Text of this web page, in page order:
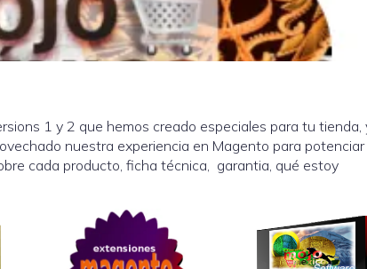
1 y 2 que hemos creado especiales para tu tienda,
nuestra experiencia en Magento para
cada producto, ficha técnica, garantia, qué estoy